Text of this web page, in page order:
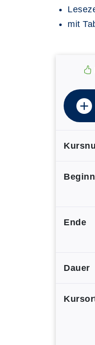
mit
Beginn
Ende
Dauer